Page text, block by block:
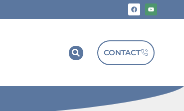
CONTACT